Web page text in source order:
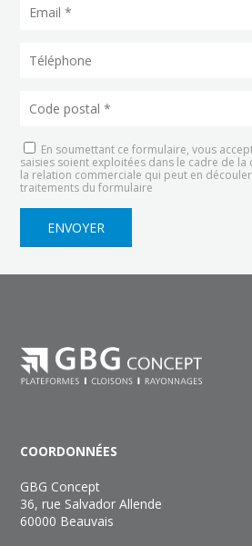
En soumettant ce formulaire, vous
saisies soient exploitées dans le cadre de
la relation commerciale qui peut en
traitements du formulaire
COORDONNÉES
GBG Concept
36, rue Salvador Allende
60000 Beauvais